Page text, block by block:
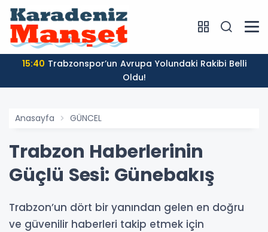
15:40
Oldu!
Anasayfa GÜNCEL
Trabzon Haberlerinin
Güçlü Sesi: Günebakış
Trabzon’un dört bir yanından gelen en doğru
ve güvenilir haberleri takip etmek için